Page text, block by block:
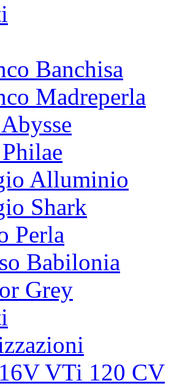
Banchisa
Madreperla
Alluminio
Shark
Perla
Babilonia
Grey
VTi 120 CV